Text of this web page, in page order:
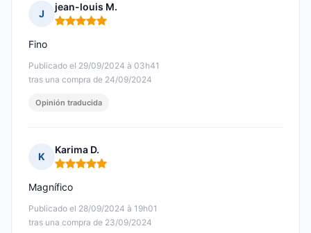
J
jean-louis M.
Nota: 5 de 5
Publicado el 29/09/2024 à 03h41
tras una compra de 24/09/2024
Fino
Opinión traducida
K
Karima D.
Nota: 5 de 5
Publicado el 28/09/2024 à 19h01
tras una compra de 23/09/2024
Magnífico